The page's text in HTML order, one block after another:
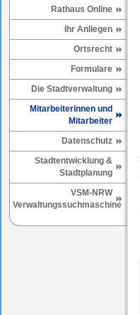
Rathaus Online
Ihr Anliegen
Ortsrecht
Formulare
Die Stadtverwaltung
Mitarbeiterinnen und
Mitarbeiter
Datenschutz
Stadtentwicklung &
Stadtplanung
VSM-NRW
Verwaltungssuchmaschine